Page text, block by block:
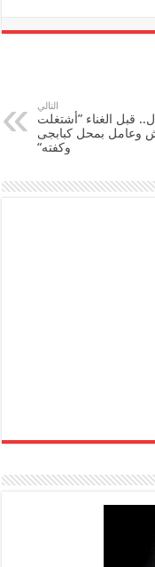
التالي
قبل الغناء ”أشتغلت
وعامل بمحل كبابجى
وكفته“